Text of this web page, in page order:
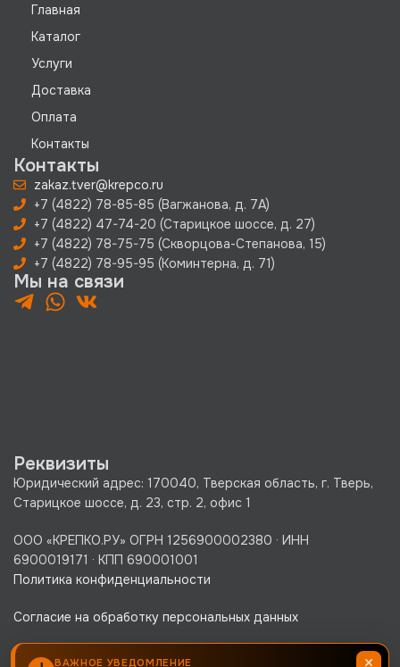
Главная
Каталог
Услуги
Доставка
Оплата
Контакты
Контакты
zakaz.tver@krepco.ru
+7 (4822) 78-85-85 (Вагжанова, д. 7А)
+7 (4822) 47-74-20 (Старицкое шоссе, д. 27)
+7 (4822) 78-75-75 (Скворцова-Степанова, 15)
+7 (4822) 78-95-95 (Коминтерна, д. 71)
Мы на связи
Реквизиты
Юридический адрес: 170040, Тверская область, г. Тверь,
Старицкое шоссе, д. 23, стр. 2, офис 1
ООО «КРЕПКО.РУ» ОГРН 1256900002380 · ИНН
6900019171 · КПП 690001001
Политика конфиденциальности
Согласие на обработку персональных данных
ВАЖНОЕ УВЕДОМЛЕНИЕ